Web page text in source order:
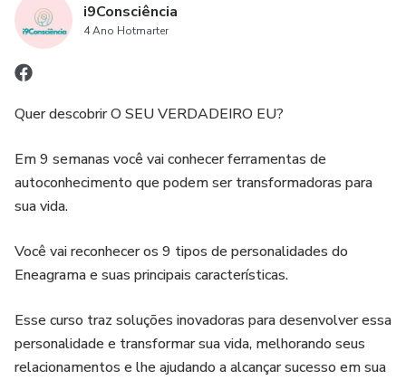
Bônus:
-Você terá acesso ao TESTE DE PERSONALIDADES e
personalidade.
-E-book Eneagrama das Personalidades
i9Consciência
4 Ano Hotmarter
Quer descobrir O SEU VERDADEIRO EU?
Em 9 semanas você vai conhecer ferramentas de
autoconhecimento que podem ser transformadoras para
sua vida.
Você vai reconhecer os 9 tipos de personalidades do
Eneagrama e suas principais características.
Esse curso traz soluções inovadoras para desenvolver essa
personalidade e transformar sua vida, melhorando seus
relacionamentos e lhe ajudando a alcançar sucesso em sua